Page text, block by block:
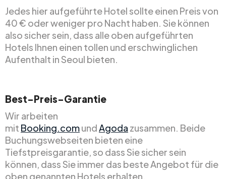
Jedes hier aufgeführte Hotel sollte einen Preis von
40 € oder weniger pro Nacht haben. Sie können
also sicher sein, dass alle oben aufgeführten
Hotels Ihnen einen tollen und erschwinglichen
Aufenthalt in Seoul bieten.
Best-Preis-Garantie
Wir arbeiten
mit Booking.comundAgoda zusammen. Beide
Buchungswebseiten bieten eine
Tiefstpreisgarantie, so dass Sie sicher sein
können, dass Sie immer das beste Angebot für die
oben genannten Hotels erhalten.